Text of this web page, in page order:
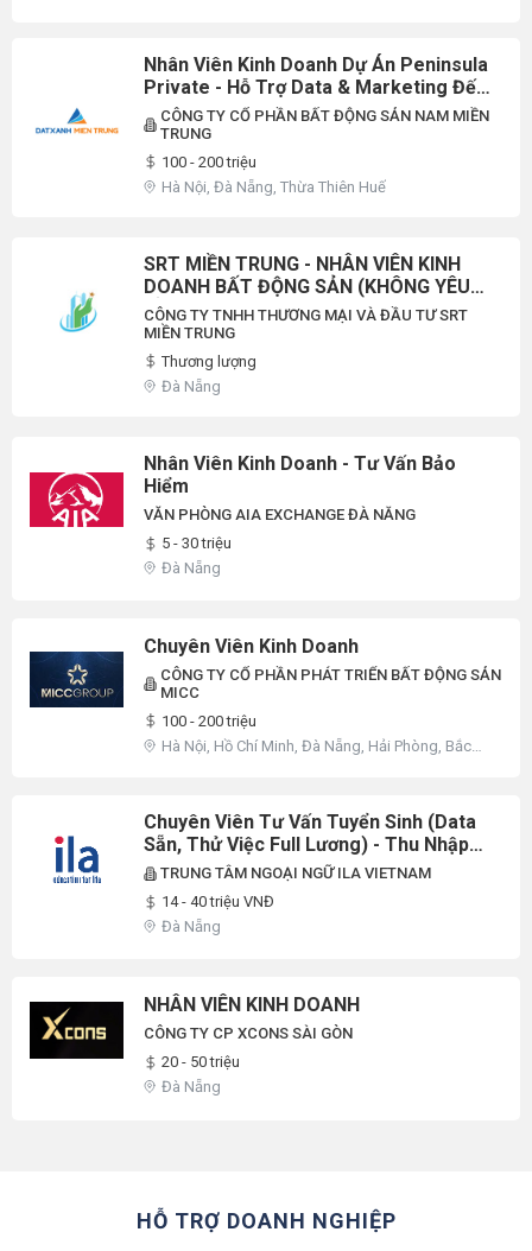
Nhân Viên Kinh Doanh Dự Án Peninsula
Private - Hỗ Trợ Data & Marketing Đến
100%
CÔNG TY CỔ PHẦN BẤT ĐỘNG SẢN NAM MIỀN
TRUNG
100 - 200 triệu
Hà Nội, Đà Nẵng, Thừa Thiên Huế
SRT MIỀN TRUNG - NHÂN VIÊN KINH
DOANH BẤT ĐỘNG SẢN (KHÔNG YÊU
CẦU KINH NGHIỆM - ĐƯỢC ĐÀO TẠO)
CÔNG TY TNHH THƯƠNG MẠI VÀ ĐẦU TƯ SRT
MIỀN TRUNG
Thương lượng
Đà Nẵng
Nhân Viên Kinh Doanh - Tư Vấn Bảo
Hiểm
VĂN PHÒNG AIA EXCHANGE ĐÀ NẴNG
5 - 30 triệu
Đà Nẵng
Chuyên Viên Kinh Doanh
CÔNG TY CỔ PHẦN PHÁT TRIỂN BẤT ĐỘNG SẢN
MICC
100 - 200 triệu
Hà Nội, Hồ Chí Minh, Đà Nẵng, Hải Phòng, Bắc
Chuyên Viên Tư Vấn Tuyển Sinh (Data
Sẵn, Thử Việc Full Lương) - Thu Nhập
Từ 14 Triệu Đến Không Giới Hạn - Ila
Nguyễn Hữu Thọ (Đà Nẵng)
TRUNG TÂM NGOẠI NGỮ ILA VIETNAM
14 - 40 triệu VNĐ
Đà Nẵng
NHÂN VIÊN KINH DOANH
CÔNG TY CP XCONS SÀI GÒN
20 - 50 triệu
Đà Nẵng
HỖ TRỢ DOANH NGHIỆP